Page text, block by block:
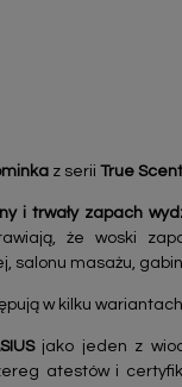
z serii True
i trwały zapach
że woski
salonu masażu,
w kilku
jako jeden z
atestów i